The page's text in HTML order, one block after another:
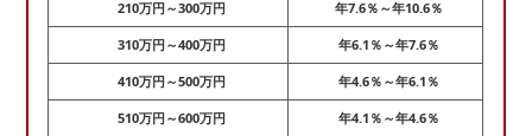
210万円～300万円 年7.6％～年10.6％
310万円～400万円 年6.1％～年7.6％
410万円～500万円 年4.6％～年6.1％
510万円～600万円 年4.1％～年4.6％